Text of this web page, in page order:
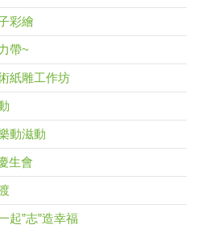
彩繪
帶~
紙雕工作坊
動滋動
生會
起”志”造幸福